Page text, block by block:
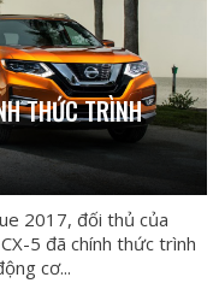
THỨC TRÌNH
2017, đối thủ của
5 đã chính thức trình
cơ...